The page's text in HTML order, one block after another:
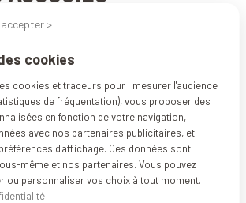
>
cookies
cookies et traceurs pour : mesurer l'audience
de fréquentation), vous proposer des
en fonction de votre navigation,
avec nos partenaires publicitaires, et
d'affichage. Ces données sont
même et nos partenaires. Vous pouvez
ou personnaliser vos choix à tout moment.